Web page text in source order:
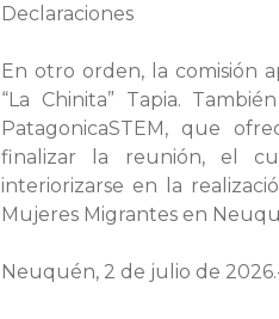
Declaraciones
En otro orden, la comisión
“La Chinita” Tapia.
PatagonicaSTEM, que
finalizar la reunión, el
interiorizarse en la
Mujeres Migrantes en
Neuquén, 2 de julio de